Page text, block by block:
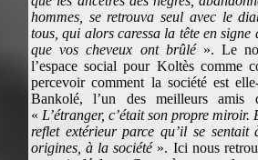
hommes, se retrouva seul avec le
tous, qui alors caressa la tête en signe
que vos cheveux ont brûlé». Le
l’espace social pour Koltès comme
percevoir comment la société est
Bankolé, l’un des meilleurs amis
« L’étranger, c’était son propre
reflet extérieur parce qu’il se
origines, à la société ». Ici nous